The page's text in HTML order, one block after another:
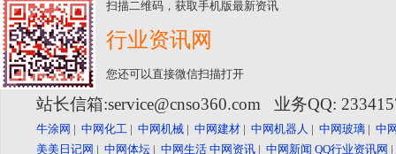
扫描二维码，获取手机版最新资讯
行业资讯网
您还可以直接微信扫描打开
站长信箱:service@cnso360.com 业务QQ:
牛涂网 | 中网化工 | 中网机械 | 中网建材 | 中网机器人 | 中网玻璃 | 中
美美日记网 | 中网体坛 | 中网生活 中网资讯 | 中网新闻 QQ行业资讯网